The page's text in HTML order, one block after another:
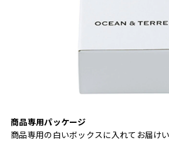
商品専用パッケージ
商品専用の白いボックスに入れてお届けい